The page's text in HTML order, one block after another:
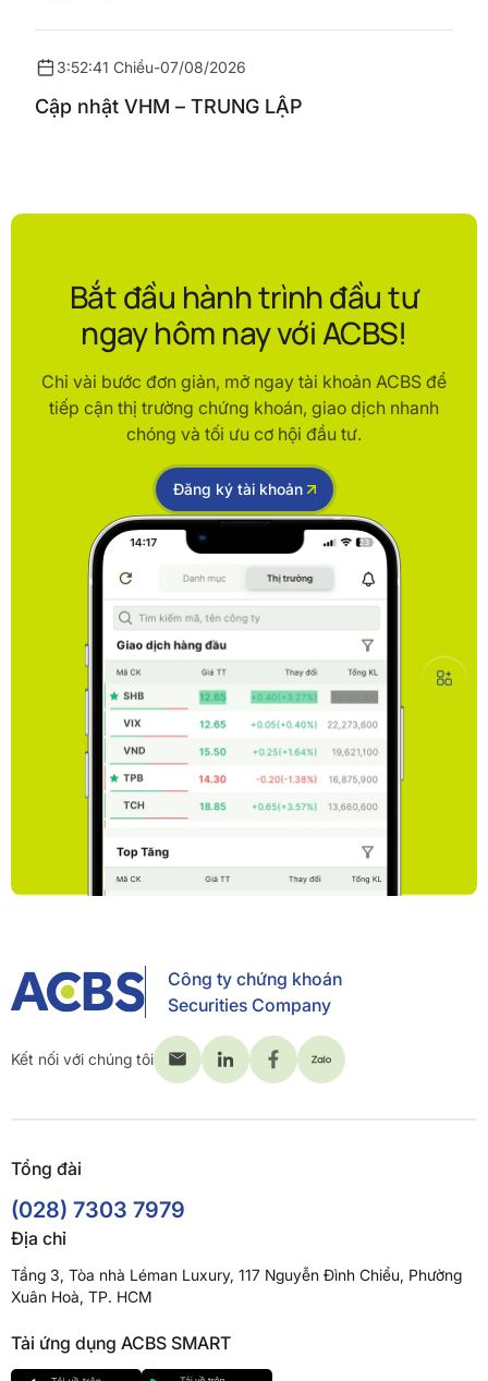
3:52:41 Chiều-07/08/2026
Cập nhật VHM – TRUNG LẬP
Bắt đầu hành trình đầu tư
ngay hôm nay với ACBS!
Chỉ vài bước đơn giản, mở ngay tài khoản ACBS để
tiếp cận thị trường chứng khoán, giao dịch nhanh
chóng và tối ưu cơ hội đầu tư.
Đăng ký tài khoản
Công ty chứng khoán
Securities Company
Kết nối với chúng tôi
Tổng đài
(028) 7303 7979
Địa chỉ
Tầng 3, Tòa nhà Léman Luxury, 117 Nguyễn Đình Chiểu, Phường
Xuân Hoà, TP. HCM
Tải ứng dụng ACBS SMART